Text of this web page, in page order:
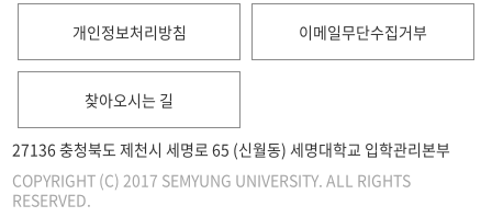
개인정보처리방침 이메일무단수집거부
찾아오시는 길
27136 충청북도 제천시 세명로 65 (신월동) 세명대학교 입학관리본부
COPYRIGHT (C) 2017 SEMYUNG UNIVERSITY. ALL RIGHTS
RESERVED.